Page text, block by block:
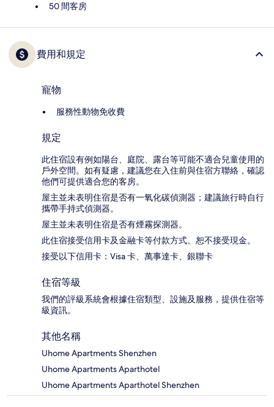
50 間客房
費用和規定
寵物
服務性動物免收費
規定
此住宿設有例如陽台、庭院、露台等可能不適合兒童使用的
戶外空間。如有疑慮，建議您在入住前與住宿方聯絡，確認
他們可提供適合您的客房。
屋主並未表明住宿是否有一氧化碳偵測器；建議旅行時自行
攜帶手持式偵測器。
屋主並未表明住宿是否有煙霧探測器。
此住宿接受信用卡及金融卡等付款方式。恕不接受現金。
接受以下信用卡：Visa 卡、萬事達卡、銀聯卡
住宿等級
我們的評級系統會根據住宿類型、設施及服務，提供住宿等
級資訊。
其他名稱
Uhome Apartments Shenzhen
Uhome Apartments Aparthotel
Uhome Apartments Aparthotel Shenzhen